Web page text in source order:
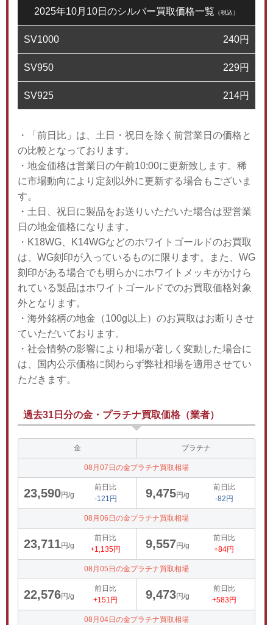
2025年10月10日のシルバー買取価格一覧 （税込）
SV1000 240円
SV950 229円
SV925 214円
・「前日比」は、土日・祝日を除く前営業日の価格と
の比較となっております。
・地金価格は営業日の午前10:00に更新致します。稀
に市場動向により定刻以外に更新する場合もございま
す。
・土日、祝日に製品をお送りいただいた場合は翌営業
日の地金価格になります。
・K18WG、K14WGなどのホワイトゴールドのお買取
は、WG刻印が入っているものに限ります。また、WG
刻印がある場合でも明らかにホワイトメッキがかけら
れている製品はホワイトゴールドでのお買取価格対象
外となります。
・海外銘柄の地金（100g以上）のお買取はお断りさせ
ていただいております。
・社会情勢の影響により相場が著しく変動した場合に
は、国内公示価格に関わらず弊社相場を適用させてい
ただきます。
過去31日分の金・プラチナ買取価格（業者）
金 プラチナ
08月07日の金プラチナ買取相場
23,590円/g
前日比
-121円
9,475円/g
前日比
-82円
08月06日の金プラチナ買取相場
23,711円/g
前日比
+1,135円
9,557円/g
前日比
+84円
08月05日の金プラチナ買取相場
22,576円/g
前日比
+151円
9,473円/g
前日比
+583円
08月04日の金プラチナ買取相場